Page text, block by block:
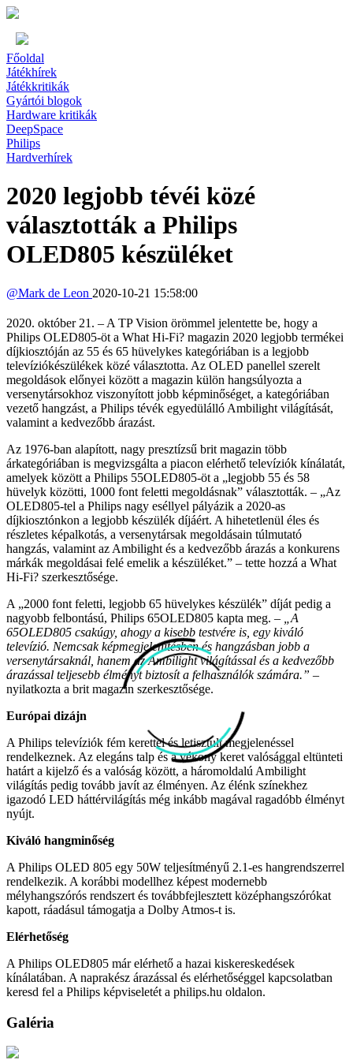
Főoldal
Játékhírek
Játékkritikák
Gyártói blogok
Hardware kritikák
DeepSpace
Philips
Hardverhírek
2020 legjobb tévéi közé
választották a Philips
OLED805 készüléket
@Mark de Leon 2020-10-21 15:58:00
2020. október 21. – A TP Vision örömmel jelentette be, hogy a
Philips OLED805-öt a What Hi-Fi? magazin 2020 legjobb termékei
díjkiosztóján az 55 és 65 hüvelykes kategóriában is a legjobb
televíziókészülékek közé választotta. Az OLED panellel szerelt
megoldások előnyei között a magazin külön hangsúlyozta a
versenytársokhoz viszonyított jobb képminőséget, a kategóriában
vezető hangzást, a Philips tévék egyedülálló Ambilight világítását,
valamint a kedvezőbb árazást.
Az 1976-ban alapított, nagy presztízsű brit magazin több
árkategóriában is megvizsgálta a piacon elérhető televíziók kínálatát,
amelyek között a Philips 55OLED805-öt a „legjobb 55 és 58
hüvelyk közötti, 1000 font feletti megoldásnak” választották. – „Az
OLED805-tel a Philips nagy eséllyel pályázik a 2020-as
díjkiosztónkon a legjobb készülék díjáért. A hihetetlenül éles és
részletes képalkotás, a versenytársak megoldásain túlmutató
hangzás, valamint az Ambilight és a kedvezőbb árazás a konkurens
márkák megoldásai felé emelik a készüléket.” – tette hozzá a What
Hi-Fi? szerkesztősége.
A „2000 font feletti, legjobb 65 hüvelykes készülék” díját pedig a
nagyobb felbontású, Philips 65OLED805 kapta meg. –
„A
65OLED805 csakúgy, ahogy a kisebb testvére is, egy kiváló
televízió. Nemcsak képmegjelenítésben és hangzásban jobb a
versenytársaknál, hanem az Ambilight világítással és a kedvezőbb
árazással teljesebb élményt biztosít a felhasználók számára.” –
nyilatkozta a brit magazin szerkesztősége.
Európai dizájn
A Philips televíziók fém kerettel és letisztult megjelenéssel
rendelkeznek. Az elegáns talp és a vékony keret valósággal eltünteti
határt a kijelző és a valóság között, a háromoldalú Ambilight
világítás pedig tovább javít az élményen. Az élénk színekhez
igazodó LED háttérvilágítás még inkább magával ragadóbb élményt
nyújt.
Kiváló hangminőség
A Philips OLED 805 egy 50W teljesítményű 2.1-es hangrendszerrel
rendelkezik. A korábbi modellhez képest modernebb
mélyhangszórós rendszert és továbbfejlesztett középhangszórókat
kapott, ráadásul támogatja a Dolby Atmos-t is.
Elérhetőség
A Philips OLED805 már elérhető a hazai kiskereskedések
kínálatában. A naprakész árazással és elérhetőséggel kapcsolatban
keresd fel a Philips képviseletét a philips.hu oldalon.
Galéria